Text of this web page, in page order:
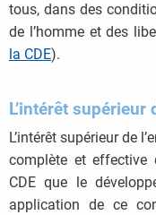
tous, dans des
de l’homme et des
la CDE).
L’intérêt supérieur
L’intérêt supérieur de
complète et effective
CDE que le
application de ce